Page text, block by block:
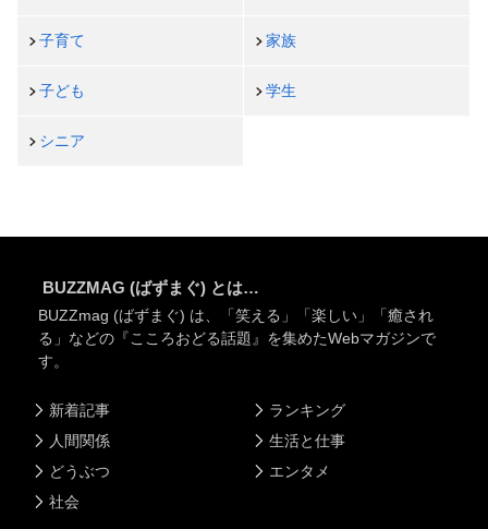
子育て 家族
子ども 学生
シニア
BUZZMAG (ばずまぐ) とは…
BUZZmag (ばずまぐ) は、「笑える」「楽しい」「癒され
る」などの『こころおどる話題』を集めたWebマガジンで
す。
新着記事
人間関係
どうぶつ
社会
ランキング
生活と仕事
エンタメ